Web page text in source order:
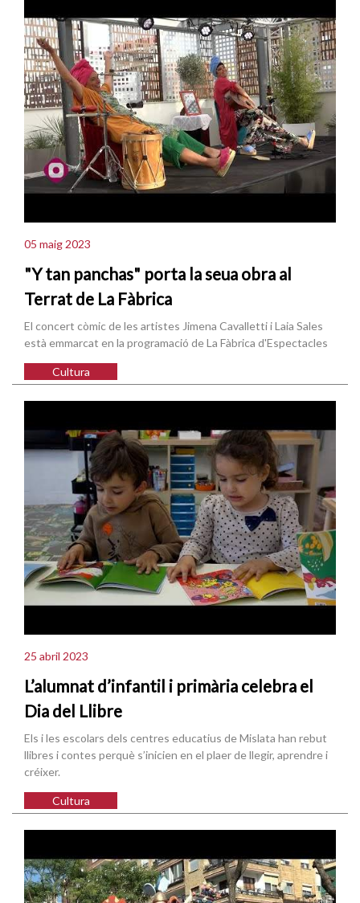
05 maig 2023
"Y tan panchas" porta la seua obra al
Terrat de La Fàbrica
El concert còmic de les artistes Jimena Cavalletti i Laia Sales
està emmarcat en la programació de La Fàbrica d'Espectacles
Cultura
25 abril 2023
L’alumnat d’infantil i primària celebra el
Dia del Llibre
Els i les escolars dels centres educatius de Mislata han rebut
llibres i contes perquè s’inicien en el plaer de llegir, aprendre i
créixer.
Cultura